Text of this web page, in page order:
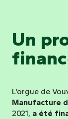
Un
L’orgue de
Manufacture
2021, a été